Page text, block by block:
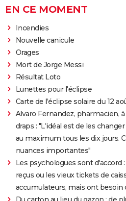
EN CE MOMENT
Incendies
Nouvelle canicule
Orages
Mort de Jorge Messi
Résultat Loto
Lunettes pour l'éclipse
Carte de l'éclipse solaire du 12
Alvaro Fernandez, pharmacien,
draps : "L'idéal est de les
au maximum tous les dix jours.
nuances importantes"
Les psychologues sont d'accord
reçus ou les vieux tickets de
accumulateurs, mais ont besoin